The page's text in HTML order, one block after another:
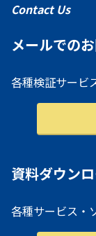
Contact Us
メールでの
各種検証サービ
資料ダウン
各種サービス・